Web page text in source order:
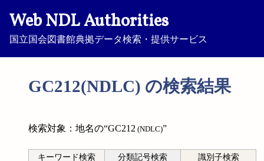
Web NDL Authorities
国立国会図書館典拠データ検索・提供サービス
GC212(NDLC) の検索結果
検索対象：地名の“GC212 (NDLC)”
キーワード検索 分類記号検索 識別子検索